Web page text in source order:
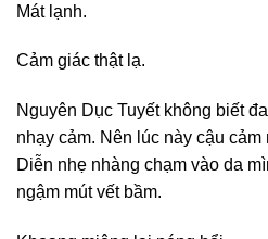
Mát lạnh.
Cảm giác thật lạ.
Nguyên Dục Tuyết không biết
nhạy cảm. Nên lúc này cậu
Diễn nhẹ nhàng chạm vào da
ngậm mút vết bầm.